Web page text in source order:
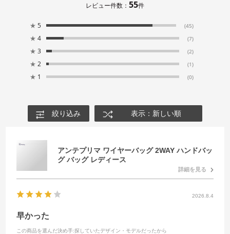
レビュー件数： 55件
★ 5 (45)
★ 4 (7)
★ 3 (2)
★ 2 (1)
★ 1 (0)
絞り込み 表示：新しい順
アンテプリマ ワイヤーバッグ 2WAY ハンドバッ
グ バッグ レディース
詳細を見る
2026.8.4
早かった
この商品を選んだ決め手:探していたデザイン・モデルだったから